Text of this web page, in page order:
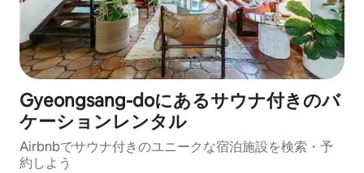
Gyeongsang-doにあるサウナ付きのバ
ケーションレンタル
Airbnbでサウナ付きのユニークな宿泊施設を検索・予
約しよう